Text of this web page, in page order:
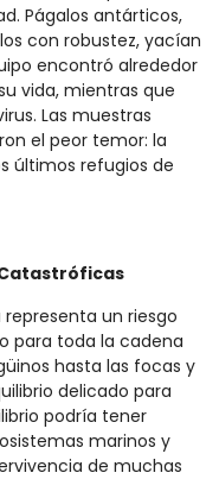
Págalos antárticos,
con robustez, yacían
encontró alrededor
vida, mientras que
Las muestras
el peor temor: la
últimos refugios de
representa un riesgo
para toda la cadena
hasta las focas y
delicado para
podría tener
marinos y
de muchas